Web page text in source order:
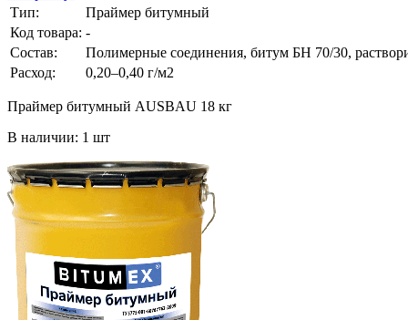
Тип:
Праймер битумный
Код товара: -
Состав:
Полимерные соединения, битум БН 70/30,
Расход:
0,20–0,40 г/м2
Праймер битумный AUSBAU 18 кг
В наличии: 1 шт